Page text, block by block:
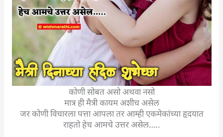
कोणी सोबत असो अथवा नसो
मात्र ही मैत्री कायम अशीच असेल
जर कोणी विचारला पत्ता आपला तर आम्ही एकमेकांच्या हृदयात
राहतो हेच आमचे उत्तर असेल…..